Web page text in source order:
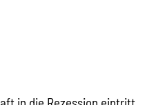
sein. Mit anderen